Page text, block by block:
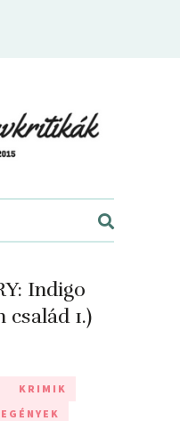
Indigo
család 1.)
KRIMIK